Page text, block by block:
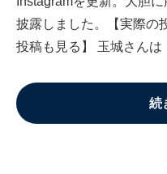
披露しました。【実際の
投稿も見る】 玉城さんは
続